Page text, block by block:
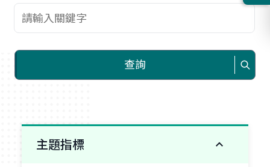
查詢關鍵字
查詢
主題指標